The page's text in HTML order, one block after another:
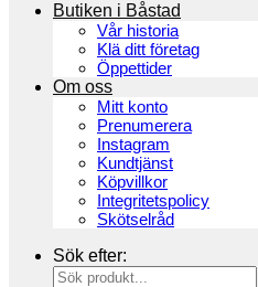
Butiken i Båstad
Vår historia
Klä ditt företag
Öppettider
Om oss
Mitt konto
Prenumerera
Instagram
Kundtjänst
Köpvillkor
Integritetspolicy
Skötselråd
Sök efter: